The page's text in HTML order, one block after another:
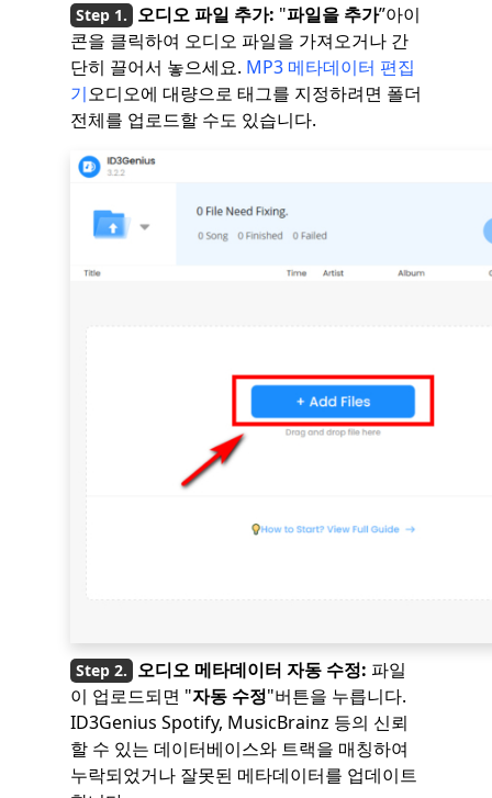
오디오 파일 추가: "파일을 추가”아이
콘을 클릭하여 오디오 파일을 가져오거나 간
단히 끌어서 놓으세요. MP3 메타데이터 편집
기오디오에 대량으로 태그를 지정하려면 폴더
전체를 업로드할 수도 있습니다.
오디오 메타데이터 자동 수정: 파일
이 업로드되면 "자동 수정"버튼을 누릅니다.
ID3Genius Spotify, MusicBrainz 등의 신뢰
할 수 있는 데이터베이스와 트랙을 매칭하여
누락되었거나 잘못된 메타데이터를 업데이트